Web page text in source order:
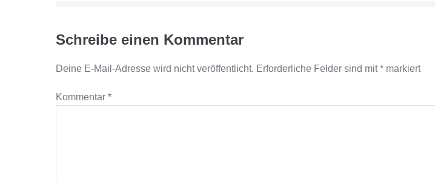
Schreibe einen Kommentar
Deine E-Mail-Adresse wird nicht veröffentlicht. Erforderliche Felder sind mit* markiert
Kommentar *